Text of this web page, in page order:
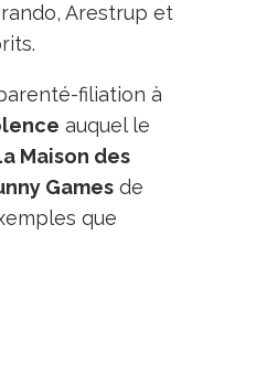
Arestrup et
filiation à
auquel le
Maison des
Games de
que